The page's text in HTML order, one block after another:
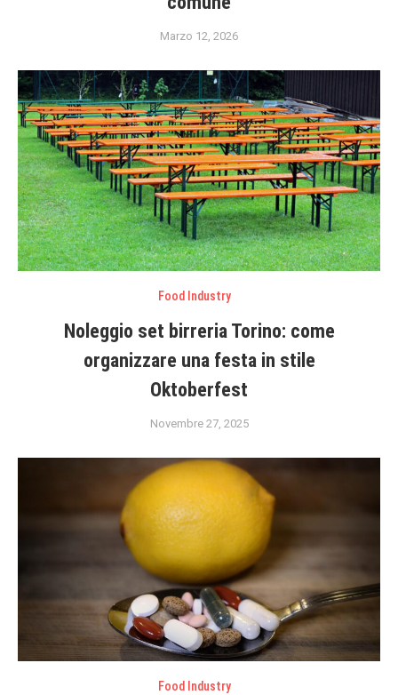
Marzo 12, 2026
Food Industry
Noleggio set birreria Torino: come
organizzare una festa in stile
Oktoberfest
Novembre 27, 2025
Food Industry